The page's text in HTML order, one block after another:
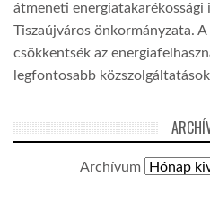
átmeneti
Tiszaújváros önkormányzata.
csökkentsék az
legfontosabb
Archívum